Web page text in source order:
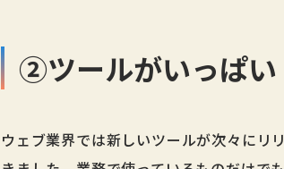
②ツールがいっぱい
ウェブ業界では新しいツールが次々にリ